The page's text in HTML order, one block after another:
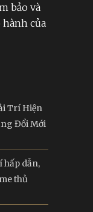
bảo và
hành của
Trí Hiện
Đổi Mới
hấp dẫn,
thủ